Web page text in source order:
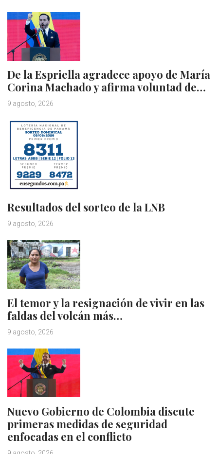
De la Espriella agradece apoyo de María
Corina Machado y afirma voluntad de…
9 agosto, 2026
Resultados del sorteo de la LNB
9 agosto, 2026
El temor y la resignación de vivir en las
faldas del volcán más…
9 agosto, 2026
Nuevo Gobierno de Colombia discute
primeras medidas de seguridad
enfocadas en el conflicto